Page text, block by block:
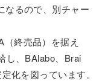
なるので、別チャー
終売品）を据え
し、BAlabo、Brai
化を図っています。